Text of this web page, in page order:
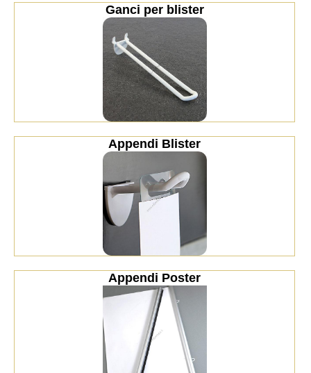
Ganci per blister
Appendi Blister
Appendi Poster